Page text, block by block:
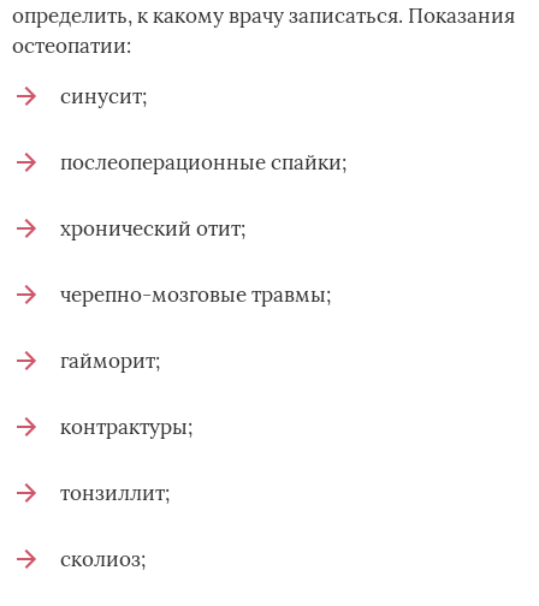
определить, к какому врачу записаться. Показания
остеопатии:
синусит;
послеоперационные спайки;
хронический отит;
черепно-мозговые травмы;
гайморит;
контрактуры;
тонзиллит;
сколиоз;